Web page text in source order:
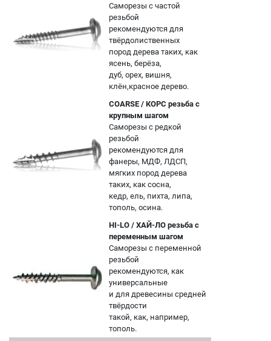
Саморезы с частой
резьбой
рекомендуются для
твёрдолиственных
пород дерева таких, как
ясень, берёза,
дуб, орех, вишня,
клён,красное дерево.
COARSE / КОРС резьба с
крупным шагом
Саморезы с редкой
резьбой
рекомендуются для
фанеры, МДФ, ЛДСП,
мягких пород дерева
таких, как сосна,
кедр, ель, пихта, липа,
тополь, осина.
HI-LO / ХАЙ-ЛО резьба с
переменным шагом
Саморезы с переменной
резьбой
рекомендуются, как
универсальные
и для древесины средней
твёрдости
такой, как, например,
тополь.